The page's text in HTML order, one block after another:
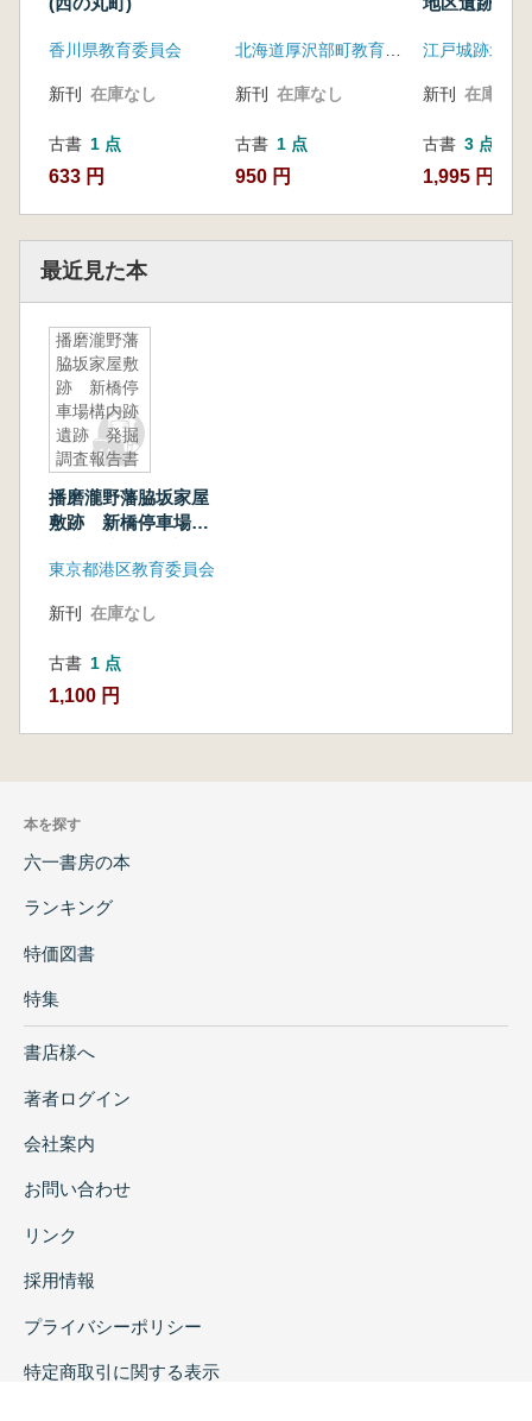
香川県教育委員会
新刊 在庫なし
古書 1 点
633 円
新刊 在庫なし
古書 1 点
950 円
新刊 在庫なし
古書 3 点
1,995 円~
最近見た本
播磨瀧野藩
脇坂家屋敷
跡 新橋停
車場構内跡
遺跡 発掘
調査報告書
播磨瀧野藩脇坂家屋
敷跡 新橋停車場構
報告書
東京都港区教育委員会
新刊 在庫なし
古書 1 点
1,100 円
本を探す
六一書房の本
ランキング
特価図書
特集
書店様へ
著者ログイン
会社案内
お問い合わせ
リンク
採用情報
プライバシーポリシー
特定商取引に関する表示